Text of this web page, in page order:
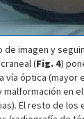
de imagen y
(Fig. 4)
vía óptica (mayor
malformación en
El resto de los